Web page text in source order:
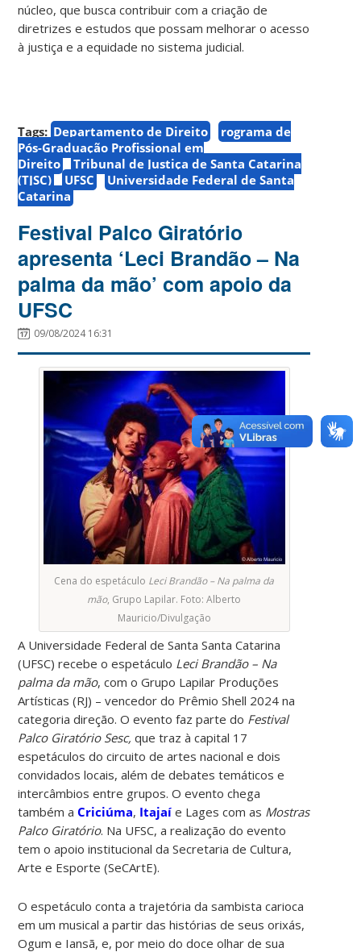
núcleo, que busca contribuir com a criação de
diretrizes e estudos que possam melhorar o acesso
à justiça e a equidade no sistema judicial.
Tags: Departamento de Direito
rograma de
Pós-Graduação Profissional em
Direito
Tribunal de Justiça de Santa Catarina
(TJSC)
UFSC
Universidade Federal de Santa
Catarina
Festival Palco Giratório
apresenta ‘Leci Brandão – Na
palma da mão’ com apoio da
UFSC
09/08/2024 16:31
Cena do espetáculo Leci Brandão – Na palma da
mão, Grupo Lapilar. Foto: Alberto
Mauricio/Divulgação
A Universidade Federal de Santa Santa Catarina
(UFSC) recebe o espetáculo Leci Brandão – Na
palma da mão, com o Grupo Lapilar Produções
Artísticas (RJ) – vencedor do Prêmio Shell 2024 na
categoria direção. O evento faz parte do Festival
Palco Giratório Sesc,que traz à capital 17
espetáculos do circuito de artes nacional e dois
convidados locais, além de debates temáticos e
intercâmbios entre grupos. O evento chega
também aCriciúma, Itajaí e Lages com as Mostras
Palco Giratório. Na UFSC, a realização do evento
tem o apoio institucional da Secretaria de Cultura,
Arte e Esporte (SeCArtE).
O espetáculo conta a trajetória da sambista carioca
em um musical a partir das histórias de seus orixás,
Ogum e Iansã, e, por meio do doce olhar de sua